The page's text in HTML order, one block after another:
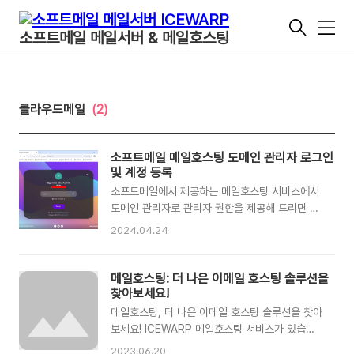
소프트메일 메일서버 & 메일호스팅
메
클라우드메일 (2)
소프트메일 메일호스팅 도메인 관리자 로그인
및 계정 등록
소프트메일에서 제공하는 메일호스팅 서비스에서
도메인 관리자로 관리자 권한을 제공해 드리면 고
객사에서 직접 사용자 계정을 등록 생성할 수 있습
https://mail.회사도메인.co,kr/admin ]와 같이
소프트메일에서 부여한 관리자 계정으로 로그인합
니다. 2. 로그인 후에 좌측 상단의 [ + ] 기호를
클릭하여 사용자를 추가할 준비를 합니다. 3. [
2024.04.24
메일호스팅: 더 나은 이메일 호스팅 솔루션을
찾아보세요!
메일호스팅, 더 나은 이메일 호스팅 솔루션을 찾아
보세요! ICEWARP 메일호스팅 서비스가 있습니
다. 안녕하세요! 저희는 이메일 서버 벤더가 직접
2023.06.20